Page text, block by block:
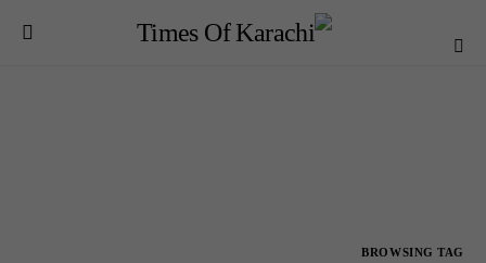
BROWSING TAG